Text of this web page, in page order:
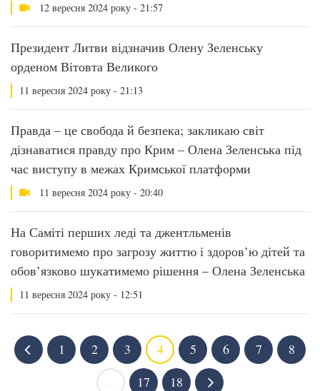
12 вересня 2024 року - 21:57
Президент Литви відзначив Олену Зеленську
орденом Вітовта Великого
11 вересня 2024 року - 21:13
Правда – це свобода й безпека; закликаю світ
дізнаватися правду про Крим – Олена Зеленська під
час виступу в межах Кримської платформи
11 вересня 2024 року - 20:40
На Саміті перших леді та джентльменів
говоритимемо про загрозу життю і здоров’ю дітей та
обов’язково шукатимемо рішення – Олена Зеленська
11 вересня 2024 року - 12:51
1 2 3 4 5 6 7
8
17 18